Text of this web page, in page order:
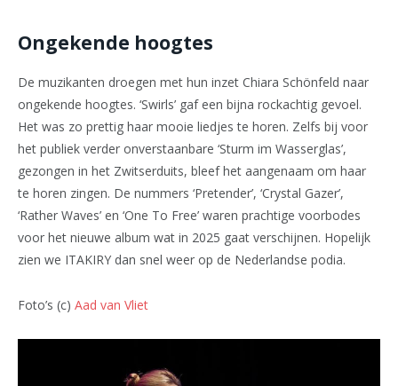
Ongekende hoogtes
De muzikanten droegen met hun inzet Chiara Schönfeld naar
ongekende hoogtes. ‘Swirls’ gaf een bijna rockachtig gevoel.
Het was zo prettig haar mooie liedjes te horen. Zelfs bij voor
het publiek verder onverstaanbare ‘Sturm im Wasserglas’,
gezongen in het Zwitserduits, bleef het aangenaam om haar
te horen zingen. De nummers ‘Pretender’, ‘Crystal Gazer’,
‘Rather Waves’ en ‘One To Free’ waren prachtige voorbodes
voor het nieuwe album wat in 2025 gaat verschijnen. Hopelijk
zien we ITAKIRY dan snel weer op de Nederlandse podia.
Foto’s (c) Aad van Vliet